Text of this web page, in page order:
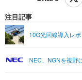
ショッピング
エンタメTOP
グラビア
ライフTOP
リリース一覧
注目記事
10G光回線導入レポ
NEC、NGNを視野